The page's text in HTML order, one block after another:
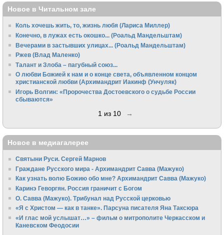
Новое в Читальном зале
Коль хочешь жить, то, жизнь любя (Лариса Миллер)
Конечно, в лужах есть окошко... (Роальд Мандельштам)
Вечерами в застывших улицах... (Роальд Мандельштам)
Ржев (Влад Маленко)
Талант и Злоба – пагубный союз...
О любви Божией к нам и о конце света, объявленном концом
христианской любви (Архимандрит Иакинф (Унчуляк)
Игорь Волгин: «Пророчества Достоевского о судьбе России
сбываются»
1 из 10 →
Новое в медиагалерее
Святыни Руси. Сергей Марнов
Граждане Русского мира - Архимандрит Савва (Мажуко)
Как узнать волю Божию обо мне? Архимандрит Савва (Мажуко)
Каринэ Геворгян. Россия граничит с Богом
О. Савва (Мажуко). Трибунал над Русской церковью
«Я с Христом — как в танке». Парсуна писателя Яна Таксюра
«И глас мой услышат…» – фильм о митрополите Черкасском и
Каневском Феодосии